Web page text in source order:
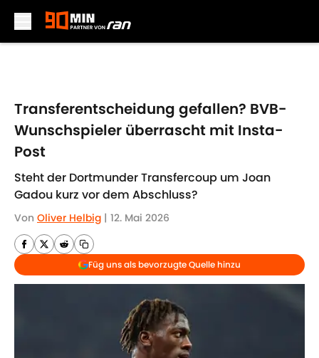
Transferentscheidung gefallen? BVB-
Wunschspieler überrascht mit Insta-
Post
Steht der Dortmunder Transfercoup um Joan
Gadou kurz vor dem Abschluss?
Von Oliver Helbig | 12. Mai 2026
Füg uns als bevorzugte Quelle hinzu